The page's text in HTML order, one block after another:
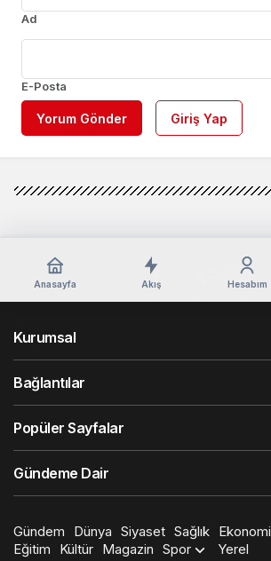
Ad
E-Posta
Yorum Gönder Giriş Yap
Anasayfa Akış Hesabım
Kurumsal
Bağlantılar
Popüler Sayfalar
Gündeme Dair
Gündem Dünya Siyaset Sağlık Ekonomi
Eğitim
Kültür Magazin Spor
Yerel